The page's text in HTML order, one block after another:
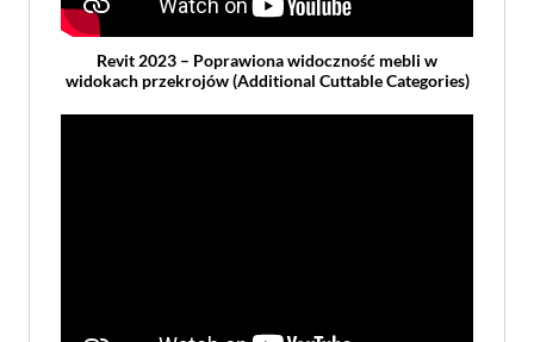
Revit 2023 – Poprawiona widoczność mebli w
widokach przekrojów (Additional Cuttable Categories)